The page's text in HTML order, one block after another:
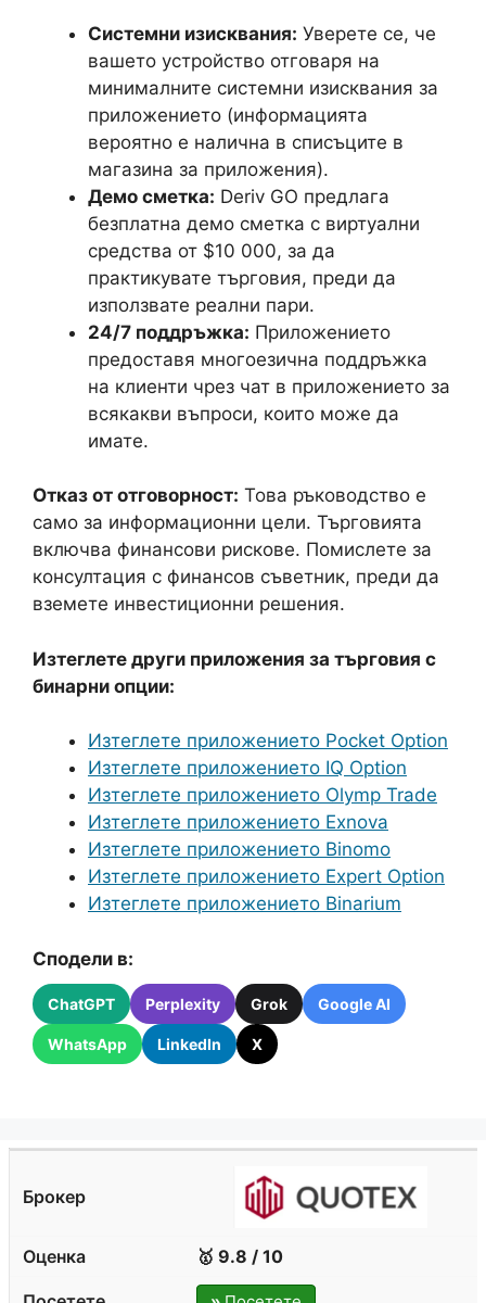
Системни изисквания: Уверете се, че
вашето устройство отговаря на
минималните системни изисквания за
приложението (информацията
вероятно е налична в списъците в
магазина за приложения).
Демо сметка: Deriv GO предлага
безплатна демо сметка с виртуални
средства от $10 000, за да
практикувате търговия, преди да
използвате реални пари.
24/7 поддръжка: Приложението
предоставя многоезична поддръжка
на клиенти чрез чат в приложението за
всякакви въпроси, които може да
имате.
Отказ от отговорност: Това ръководство е
само за информационни цели. Търговията
включва финансови рискове. Помислете за
консултация с финансов съветник, преди да
вземете инвестиционни решения.
Изтеглете други приложения за търговия с
бинарни опции:
Изтеглете приложението Pocket Option
Изтеглете приложението IQ Option
Изтеглете приложението Olymp Trade
Изтеглете приложението Exnova
Изтеглете приложението Binomo
Изтеглете приложението Expert Option
Изтеглете приложението Binarium
Сподели в:
ChatGPT Perplexity Grok Google AI
WhatsApp LinkedIn X
🥇 9.8 / 10